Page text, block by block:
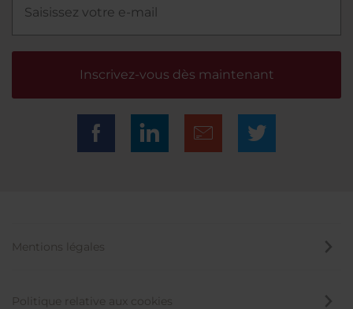
Inscrivez-vous dès maintenant
Mentions légales
Politique relative aux cookies